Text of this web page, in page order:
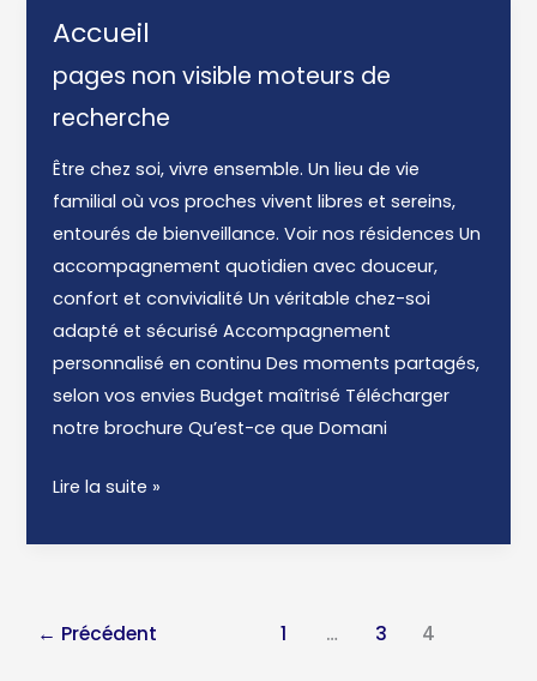
Accueil
pages non visible moteurs de
recherche
Être chez soi, vivre ensemble. Un lieu de vie
familial où vos proches vivent libres et sereins,
entourés de bienveillance. Voir nos résidences Un
accompagnement quotidien avec douceur,
confort et convivialité Un véritable chez-soi
adapté et sécurisé Accompagnement
personnalisé en continu Des moments partagés,
selon vos envies Budget maîtrisé Télécharger
notre brochure Qu’est-ce que Domani
Accueil
Lire la suite »
← Précédent 1 … 3 4